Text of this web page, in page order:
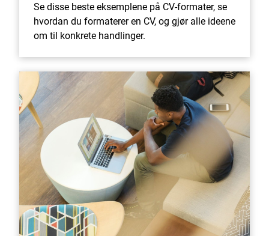
Se disse beste eksemplene på CV-formater, se
hvordan du formaterer en CV, og gjør alle ideene
om til konkrete handlinger.